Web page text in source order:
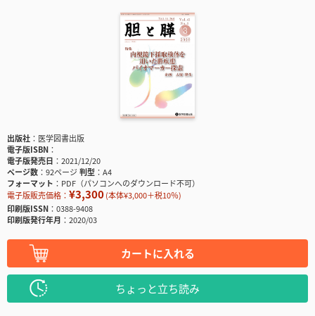
出版社
医学図書出版
電子版ISBN
電子版発売日
2021/12/20
ページ数
92ページ判型
A4
フォーマット
PDF（パソコンへのダウンロード不可）
電子版販売価格： ¥3,300(本体¥3,000＋税10％)
印刷版ISSN
0388-9408
印刷版発行年月
2020/03
カートに入れる
ちょっと立ち読み